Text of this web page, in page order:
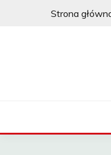
Strona